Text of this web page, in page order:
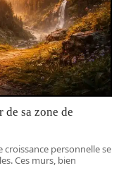
de sa zone de
personnelle se
Ces murs, bien